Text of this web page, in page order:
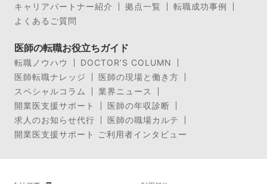
キャリアパートナー紹介
拠点一覧
転職成功事例
よくあるご質問
医師の転職お役立ちガイド
転職ノウハウ
DOCTOR’S COLUMN
医師転職ナレッジ
医師の現場と働き方
スペシャルコラム
業界ニュース
開業医支援サポート
医師の年収診断
求人のお知らせ代行
医師の職場カルテ
開業医支援サポート ご利用者インタビュー